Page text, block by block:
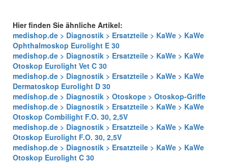
Hier finden Sie ähnliche Artikel:
medishop.de > Diagnostik > Ersatzteile > KaWe > KaWe
Ophthalmoskop Eurolight E 30
medishop.de > Diagnostik > Ersatzteile > KaWe > KaWe
Otoskop Eurolight Vet C 30
medishop.de > Diagnostik > Ersatzteile > KaWe > KaWe
Dermatoskop Eurolight D 30
medishop.de > Diagnostik > Otoskope > Otoskop-Griffe
medishop.de > Diagnostik > Ersatzteile > KaWe > KaWe
Otoskop Combilight F.O. 30, 2,5V
medishop.de > Diagnostik > Ersatzteile > KaWe > KaWe
Otoskop Eurolight F.O. 30, 2,5V
medishop.de > Diagnostik > Ersatzteile > KaWe > KaWe
Otoskop Eurolight C 30